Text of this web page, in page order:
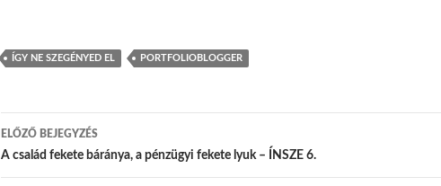
ÍGY NE SZEGÉNYED EL PORTFOLIOBLOGGER
Bejegyzés
navigáció
ELŐZŐ BEJEGYZÉS
A család fekete báránya, a pénzügyi fekete lyuk – ÍNSZE 6.